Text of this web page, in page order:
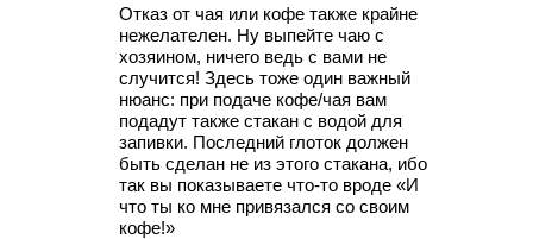
Отказ от чая или кофе также крайне
нежелателен. Ну выпейте чаю с
хозяином, ничего ведь с вами не
случится! Здесь тоже один важный
нюанс: при подаче кофе/чая вам
подадут также стакан с водой для
запивки. Последний глоток должен
быть сделан не из этого стакана, ибо
так вы показываете что-то вроде «И
что ты ко мне привязался со своим
кофе!»